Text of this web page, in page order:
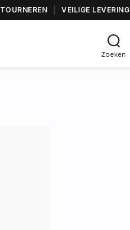
VEILIGE LEVERING
Zoeken